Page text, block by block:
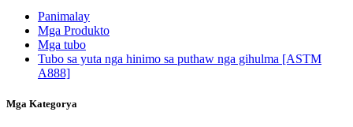
Panimalay
Mga Produkto
Mga tubo
Tubo sa yuta nga hinimo sa puthaw nga gihulma [ASTM
A888]
Mga Kategorya